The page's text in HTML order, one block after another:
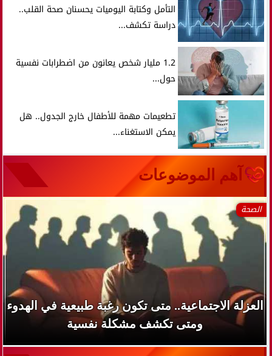
التأمل وكتابة اليوميات يحسنان صحة القلب..
دراسة تكشف...
1.2 مليار شخص يعانون من اضطرابات نفسية
حول...
تطعيمات مهمة للأطفال خارج الجدول.. هل
يمكن الاستغناء...
آهم الموضوعات
الصحة
العزلة الاجتماعية.. متى تكون رغبة طبيعية في الهدوء
ومتى تكشف مشكلة نفسية